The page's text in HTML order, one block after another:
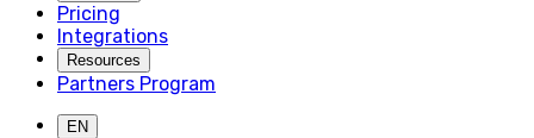
Pricing
Integrations
Resources
Partners Program
EN